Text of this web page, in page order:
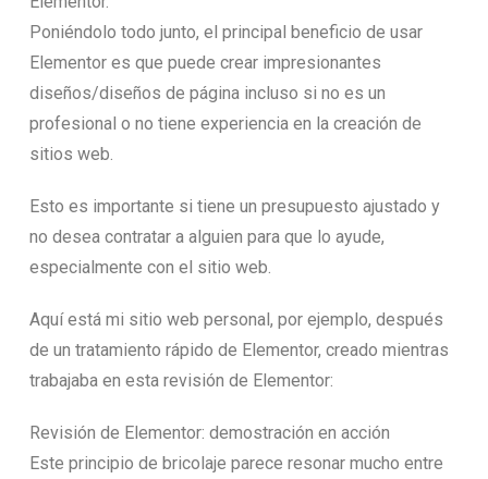
Poniéndolo todo junto, el principal beneficio de usar
Elementor es que puede crear impresionantes
diseños/diseños de página incluso si no es un
profesional o no tiene experiencia en la creación de
sitios web.
Esto es importante si tiene un presupuesto ajustado y
no desea contratar a alguien para que lo ayude,
especialmente con el sitio web.
Aquí está mi sitio web personal, por ejemplo, después
de un tratamiento rápido de Elementor, creado mientras
trabajaba en esta revisión de Elementor:
Revisión de Elementor: demostración en acción
Este principio de bricolaje parece resonar mucho entre